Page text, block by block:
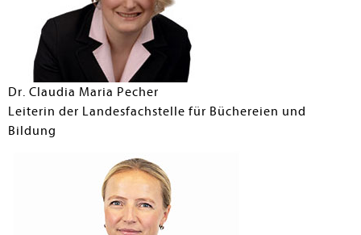
Dr. Claudia Maria Pecher
Leiterin der Landesfachstelle für Büchereien und
Bildung